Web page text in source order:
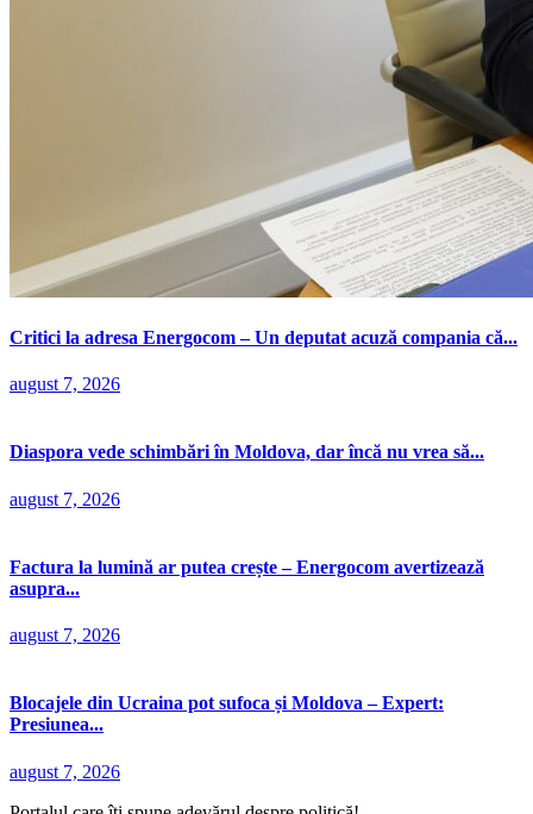
Critici la adresa Energocom – Un deputat acuză compania că...
august 7, 2026
Diaspora vede schimbări în Moldova, dar încă nu vrea să...
august 7, 2026
Factura la lumină ar putea crește – Energocom avertizează
asupra...
august 7, 2026
Blocajele din Ucraina pot sufoca și Moldova – Expert:
Presiunea...
august 7, 2026